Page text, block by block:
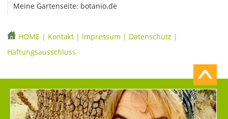
Meine Gartenseite: botanio.de
HOME | Kontakt | Impressum | Datenschutz |
Haftungsausschluss